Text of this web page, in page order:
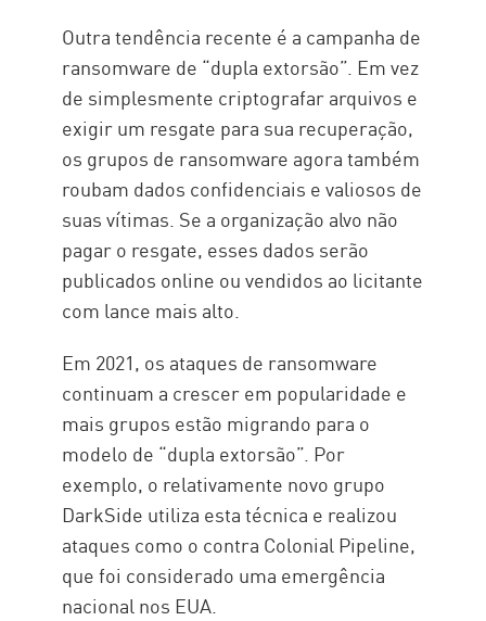
Outra tendência recente é a campanha de
ransomware de “dupla extorsão”. Em vez
de simplesmente criptografar arquivos e
exigir um resgate para sua recuperação,
os grupos de ransomware agora também
roubam dados confidenciais e valiosos de
suas vítimas. Se a organização alvo não
pagar o resgate, esses dados serão
publicados online ou vendidos ao licitante
com lance mais alto.
Em 2021, os ataques de ransomware
continuam a crescer em popularidade e
mais grupos estão migrando para o
modelo de “dupla extorsão”. Por
exemplo, o relativamente novo grupo
DarkSide utiliza esta técnica e realizou
ataques como o contra Colonial Pipeline,
que foi considerado uma emergência
nacional nos EUA.